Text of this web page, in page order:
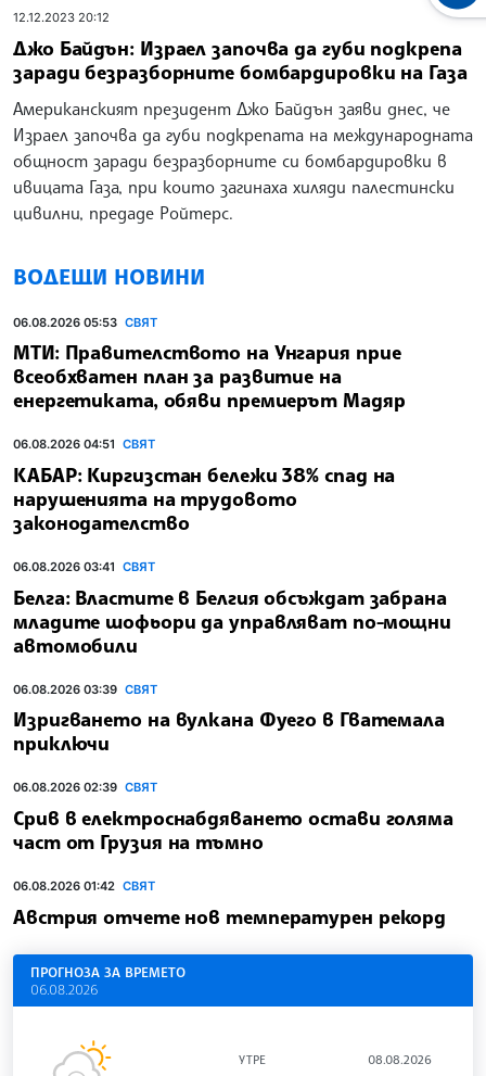
12.12.2023 20:12
Джо Байдън: Израел започва да губи подкрепа
заради безразборните бомбардировки на Газа
Американският президент Джо Байдън заяви днес, че
Израел започва да губи подкрепата на международната
общност заради безразборните си бомбардировки в
ивицата Газа, при които загинаха хиляди палестински
цивилни, предаде Ройтерс.
ВОДЕЩИ НОВИНИ
06.08.2026 05:53 СВЯТ
МТИ: Правителството на Унгария прие
всеобхватен план за развитие на
енергетиката, обяви премиерът Мадяр
06.08.2026 04:51 СВЯТ
КАБАР: Киргизстан бележи 38% спад на
нарушенията на трудовото
законодателство
06.08.2026 03:41 СВЯТ
Белга: Властите в Белгия обсъждат забрана
младите шофьори да управляват по-мощни
автомобили
06.08.2026 03:39 СВЯТ
Изригването на вулкана Фуего в Гватемала
приключи
06.08.2026 02:39 СВЯТ
Срив в електроснабдяването остави голяма
част от Грузия на тъмно
06.08.2026 01:42 СВЯТ
Австрия отчете нов температурен рекорд
ПРОГНОЗА ЗА ВРЕМЕТО
06.08.2026
УТРЕ 08.08.2026